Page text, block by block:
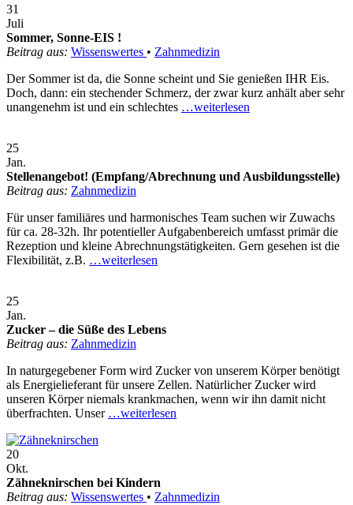
31
Juli
Sommer, Sonne-EIS !
Beitrag aus: Wissenswertes • Zahnmedizin
Der Sommer ist da, die Sonne scheint und Sie genießen IHR Eis.
Doch, dann: ein stechender Schmerz, der zwar kurz anhält aber sehr
unangenehm ist und ein schlechtes …weiterlesen
25
Jan.
Stellenangebot! (Empfang/Abrechnung und Ausbildungsstelle)
Beitrag aus: Zahnmedizin
Für unser familiäres und harmonisches Team suchen wir Zuwachs
für ca. 28-32h. Ihr potentieller Aufgabenbereich umfasst primär die
Rezeption und kleine Abrechnungstätigkeiten. Gern gesehen ist die
Flexibilität, z.B. …weiterlesen
25
Jan.
Zucker – die Süße des Lebens
Beitrag aus: Zahnmedizin
In naturgegebener Form wird Zucker von unserem Körper benötigt
als Energielieferant für unsere Zellen. Natürlicher Zucker wird
unseren Körper niemals krankmachen, wenn wir ihn damit nicht
überfrachten. Unser …weiterlesen
20
Okt.
Zähneknirschen bei Kindern
Beitrag aus: Wissenswertes • Zahnmedizin